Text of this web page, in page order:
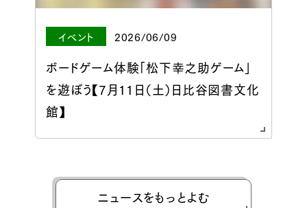
イベント 2026/06/09
ボードゲーム体験「松下幸之助ゲーム」
を遊ぼう【7月11日（土）日比谷図書文化
館】
ニュースをもっとよむ